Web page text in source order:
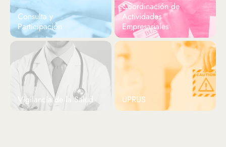
Consulta y
Participación
Coordinación de
Actividades
Empresariales
Vigilancia de la Salud UPRUS